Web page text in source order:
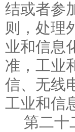
结或者参
则，处理
业和信息
准，工业
信、无线
工业和信
第二十